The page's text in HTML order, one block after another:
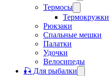
Термосы
Термокружки
Рюкзаки
Спальные мешки
Палатки
Удочки
Велосипеды
🎣 Для рыбалки